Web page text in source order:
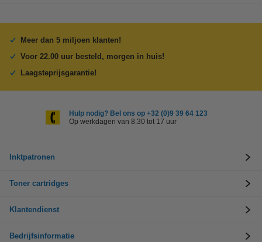
Meer dan 5 miljoen klanten!
Voor 22.00 uur besteld, morgen in huis!
Laagsteprijsgarantie!
Hulp nodig? Bel ons op +32 (0)9 39 64 123
Op werkdagen van 8.30 tot 17 uur
Inktpatronen
Toner cartridges
Klantendienst
Bedrijfsinformatie